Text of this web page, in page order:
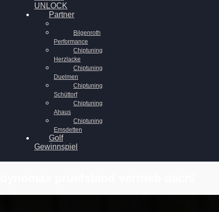
UNLOCK
Partner
Bilgenroth
Performance
Chiptuning
Herzlacke
Chiptuning
Duelmen
Chiptuning
Schüttorf
Chiptuning
Ahaus
Chiptuning
Emsdetten
Golf
Gewinnspiel